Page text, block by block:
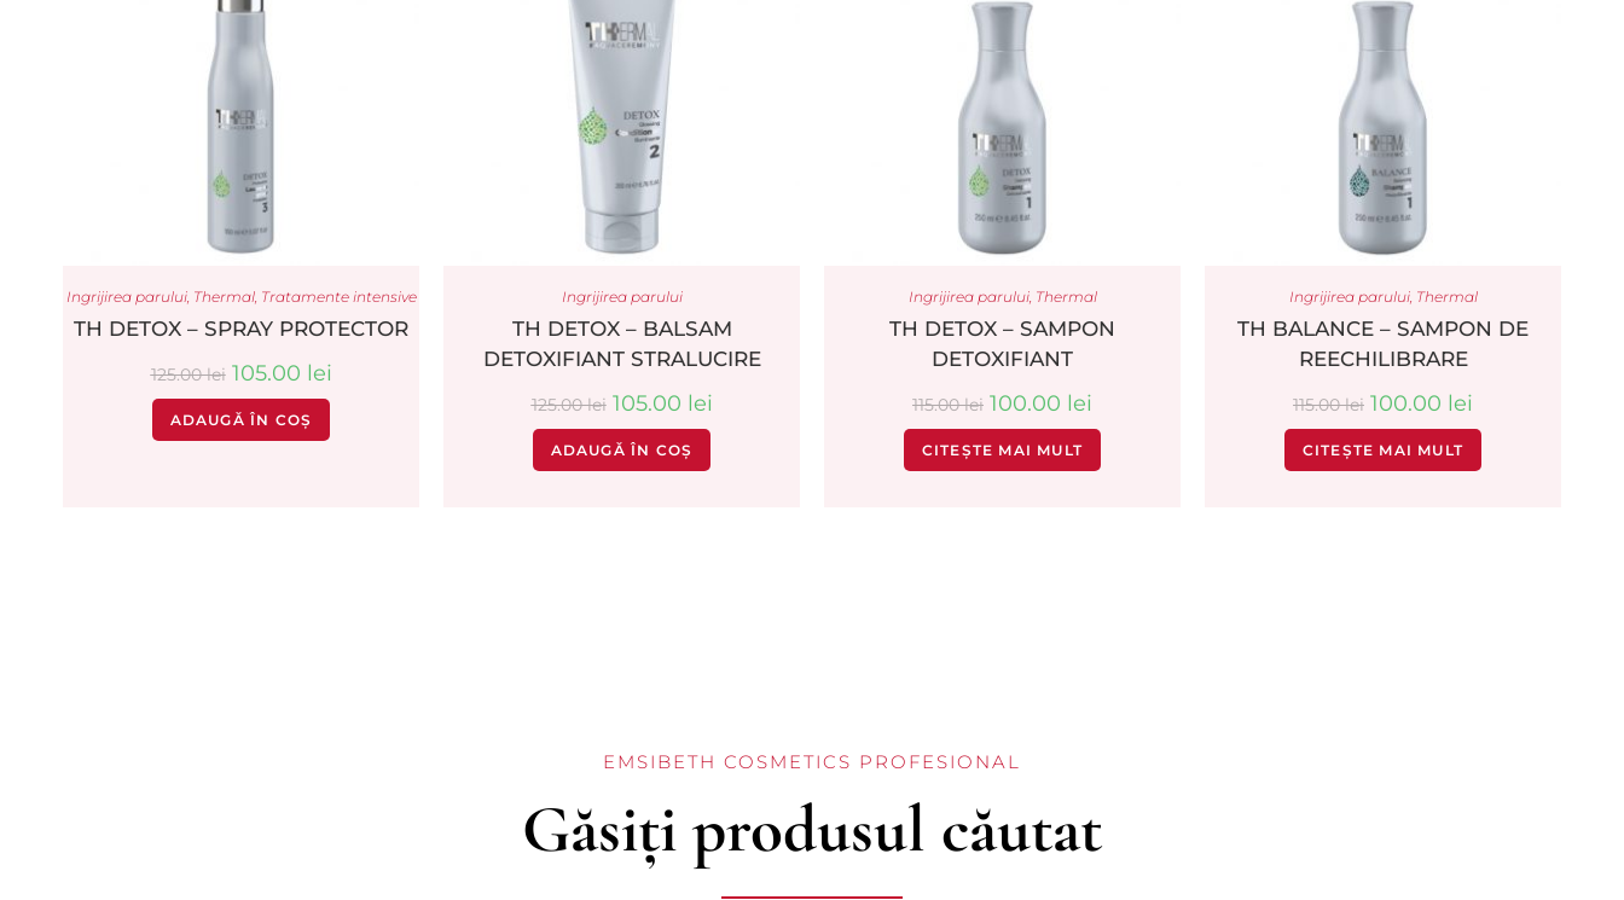
Ingrijirea parului, Thermal, Tratamente intensive
TH DETOX – SPRAY PROTECTOR
125.00lei 105.00 lei
ADAUGĂ ÎN COȘ
Ingrijirea parului
TH DETOX – BALSAM
DETOXIFIANT STRALUCIRE
125.00lei 105.00 lei
ADAUGĂ ÎN COȘ
Ingrijirea parului, Thermal
TH DETOX – SAMPON
DETOXIFIANT
115.00lei 100.00 lei
CITEȘTE MAI MULT
Ingrijirea parului, Thermal
TH BALANCE – SAMPON DE
REECHILIBRARE
115.00lei 100.00 lei
CITEȘTE MAI MULT
EMSIBETH COSMETICS PROFESIONAL
Găsiți produsul căutat